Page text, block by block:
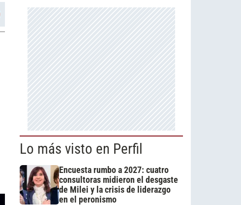
Lo más visto en Perfil
Encuesta rumbo a 2027: cuatro
consultoras midieron el desgaste
de Milei y la crisis de liderazgo
en el peronismo